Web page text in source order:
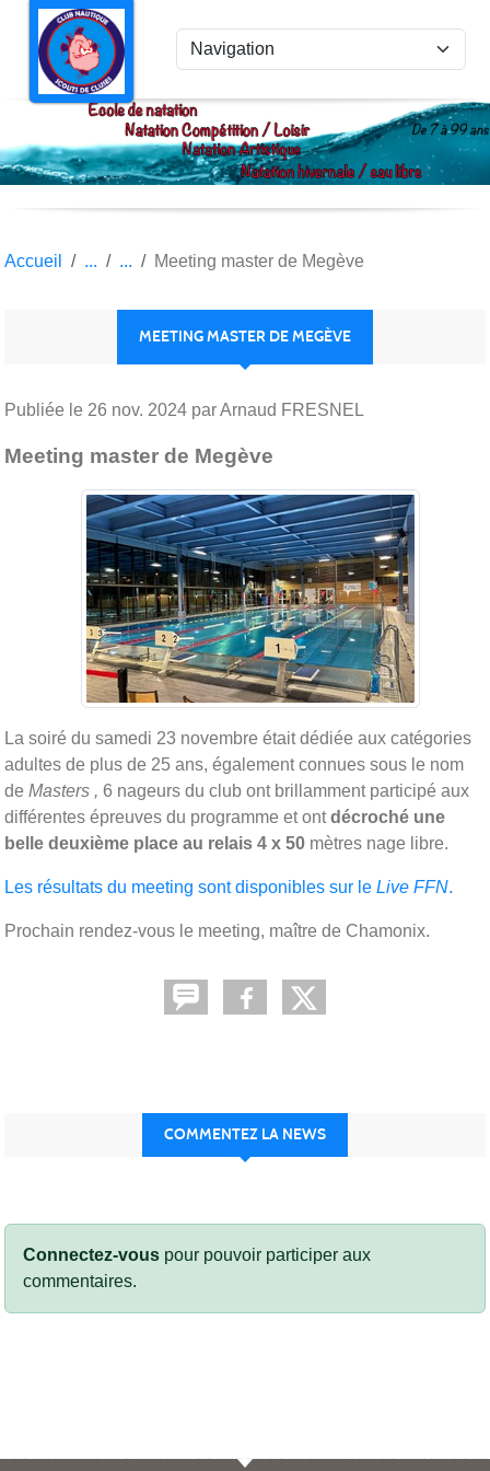
Accueil Meeting master de Megève
MEETING MASTER DE MEGÈVE
Publiée le 26 nov. 2024 par Arnaud FRESNEL
Meeting master de Megève
La soiré du samedi 23 novembre était dédiée aux catégories
adultes de plus de 25 ans, également connues sous le nom
de Masters , 6 nageurs du club ont brillamment participé aux
différentes épreuves du programme et ontdécroché une
belle deuxième place au relais 4 x 50 mètres nage libre.
Les résultats du meeting sont disponibles sur le Live FFN.
Prochain rendez-vous le meeting, maître de Chamonix.
COMMENTEZ LA NEWS
Connectez-vous pour pouvoir participer aux
commentaires.
Panneau de gestion des cookies